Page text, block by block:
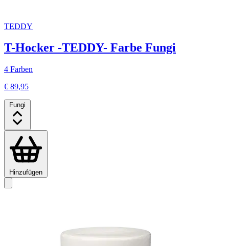
TEDDY
T-Hocker -TEDDY- Farbe Fungi
4 Farben
€ 89,95
Fungi
Hinzufügen